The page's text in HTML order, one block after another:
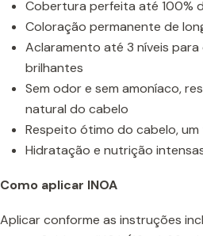
Cobertura perfeita até 100%
Coloração permanente de
Aclaramento até 3 níveis
brilhantes
Sem odor e sem amoníaco,
natural do cabelo
Respeito ótimo do cabelo,
Hidratação e nutrição
Como aplicar INOA
Aplicar conforme as instruções